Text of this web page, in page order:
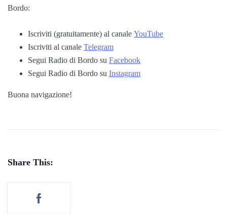
Bordo:
Iscriviti (gratuitamente) al canale YouTube
Iscriviti al canale Telegram
Segui Radio di Bordo su Facebook
Segui Radio di Bordo su Instagram
Buona navigazione!
Share This: